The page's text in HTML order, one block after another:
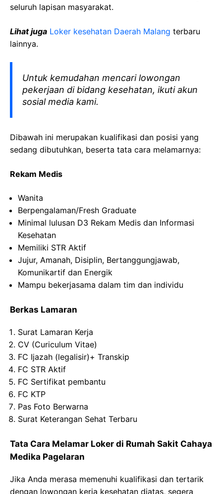
seluruh lapisan masyarakat.
Lihat juga Loker kesehatan Daerah Malang terbaru
lainnya.
Untuk kemudahan mencari lowongan
pekerjaan di bidang kesehatan, ikuti akun
sosial media kami.
Dibawah ini merupakan kualifikasi dan posisi yang
sedang dibutuhkan, beserta tata cara melamarnya:
Rekam Medis
Wanita
Berpengalaman/Fresh Graduate
Minimal lulusan D3 Rekam Medis dan Informasi
Kesehatan
Memiliki STR Aktif
Jujur, Amanah, Disiplin, Bertanggungjawab,
Komunikartif dan Energik
Mampu bekerjasama dalam tim dan individu
Berkas Lamaran
Surat Lamaran Kerja
CV (Curiculum Vitae)
FC Ijazah (legalisir)+ Transkip
FC STR Aktif
FC Sertifikat pembantu
FC KTP
Pas Foto Berwarna
Surat Keterangan Sehat Terbaru
Tata Cara Melamar Loker di Rumah Sakit Cahaya
Medika Pagelaran
Jika Anda merasa memenuhi kualifikasi dan tertarik
dengan lowongan kerja kesehatan diatas, segera